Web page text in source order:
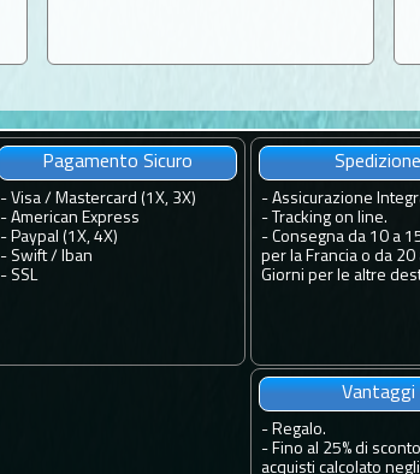
Pagamento Sicuro
- Visa / Mastercard (1X, 3X)
- American Express
- Paypal (1X, 4X)
- Swift / Iban
- SSL
Spedizione
- Assicurazione
- Tracking on line.
- Consegna da 10 a
per la Francia o da 20
Giorni per le altre
Vantaggi
- Regalo.
- Fino al 25% di
acquisti calcolato